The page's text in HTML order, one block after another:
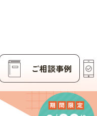
ご相談事例